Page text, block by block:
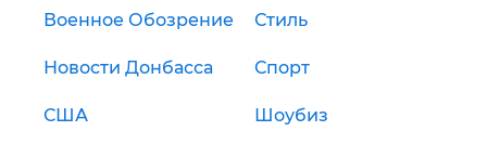
Военное Обозрение Стиль
Новости Донбасса Спорт
США Шоубиз